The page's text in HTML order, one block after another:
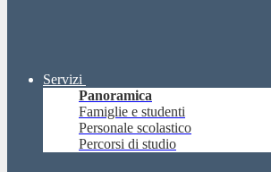
Servizi
Panoramica
Famiglie e studenti
Personale scolastico
Percorsi di studio